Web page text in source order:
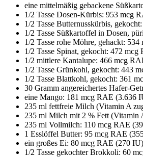
eine mittelmäßig gebackene
1/2 Tasse Dosen-Kürbis: 953 mcg
1/2 Tasse Butternusskürbis,
1/2 Tasse Süßkartoffel in Dosen,
1/2 Tasse rohe Möhre, gehackt:
1/2 Tasse Spinat, gekocht: 472
1/2 mittlere Kantalupe: 466 mcg
1/2 Tasse Grünkohl, gekocht: 443
1/2 Tasse Blattkohl, gekocht: 361
30 Gramm angereichertes Hafer-
eine Mango: 181 mcg RAE (3.636
235 ml fettfreie Milch (Vitamin A
235 ml Milch mit 2 % Fett (Vitamin
235 ml Vollmilch: 110 mcg RAE
1 Esslöffel Butter: 95 mcg RAE
ein großes Ei: 80 mcg RAE (270 IU)
1/2 Tasse gekochter Brokkoli: 60